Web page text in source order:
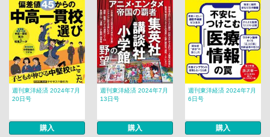
週刊東洋経済 2024年7月
20日号
購入
週刊東洋経済 2024年7月
13日号
購入
週刊東洋経済 2024年7月
6日号
購入